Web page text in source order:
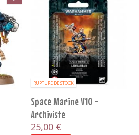
RUPTURE DE STOCK
Space Marine V10 -
Archiviste
25,00 €